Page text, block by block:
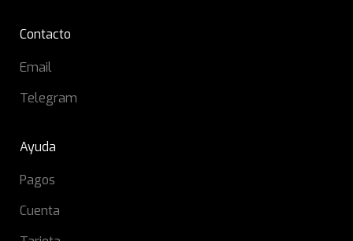
Contacto
Email
Telegram
Ayuda
Pagos
Cuenta